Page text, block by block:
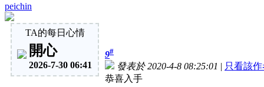
peichin
TA的每日心情
開心
2026-7-30 06:41
9#
發表於 2020-4-8 08:25:01 | 只看該
恭喜入手